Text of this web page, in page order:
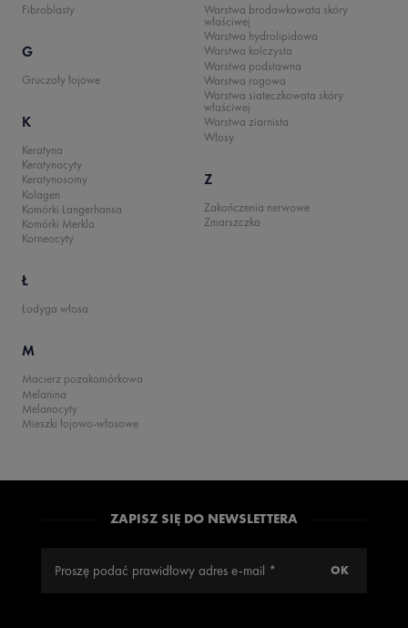
Fibroblasty
G
Gruczoły łojowe
K
Keratyna
Keratynocyty
Keratynosomy
Kolagen
Komórki Langerhansa
Komórki Merkla
Korneocyty
Ł
Łodyga włosa
M
Macierz pozakomórkowa
Melanina
Melanocyty
Mieszki łojowo-włosowe
Warstwa brodawkowata skóry
właściwej
Warstwa hydrolipidowa
Warstwa kolczysta
Warstwa podstawna
Warstwa rogowa
Warstwa siateczkowata skóry
właściwej
Warstwa ziarnista
Włosy
Z
Zakończenia nerwowe
Zmarszczka
ZAPISZ SIĘ DO NEWSLETTERA